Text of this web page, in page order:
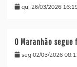
qui 26/03/2026
O Maranhão
seg 02/03/2026